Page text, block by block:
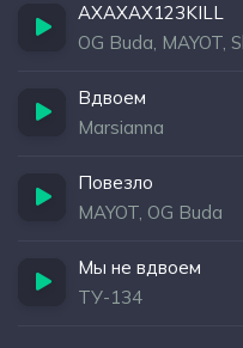
АХАХАХ123KILL
OG Buda, MAYOT,
Вдвоем
Marsianna
Повезло
MAYOT, OG Buda
Мы не вдвоем
ТУ-134